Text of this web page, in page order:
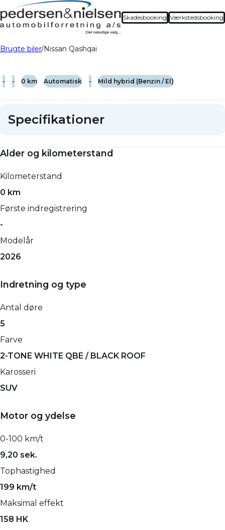
Skadesbooking Værkstedsbooking
Brugte biler Nissan Qashqai
- - 0 km Automatisk - Mild hybrid (Benzin / El)
Specifikationer
Alder og kilometerstand
Kilometerstand
0 km
Første indregistrering
-
Modelår
2026
Indretning og type
Antal døre
5
Farve
2-TONE WHITE QBE / BLACK ROOF
Karosseri
SUV
Motor og ydelse
0-100 km/t
9,20 sek.
Tophastighed
199 km/t
Maksimal effekt
158 HK